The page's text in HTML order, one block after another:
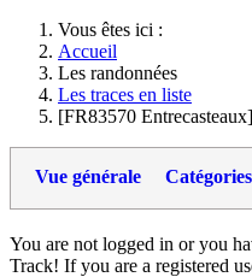
Vous êtes ici :
Accueil
Les randonnées
Les traces en liste
[FR83570
Vue générale Catégories
You are not logged in or you
Track! If you are a registered